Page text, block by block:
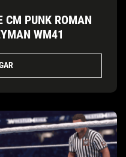
CM PUNK ROMAN
WM41